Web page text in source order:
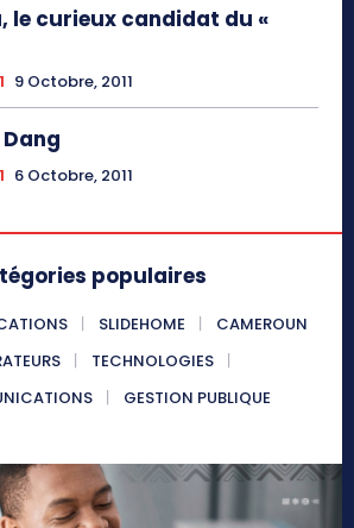
le curieux candidat du «
9 Octobre, 2011
6 Octobre, 2011
populaires
SLIDEHOME
CAMEROUN
TECHNOLOGIES
GESTION PUBLIQUE